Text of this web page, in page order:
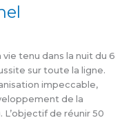
vie tenu dans la nuit du 6
sur toute la ligne.
impeccable,
de la
L’objectif de réunir 50